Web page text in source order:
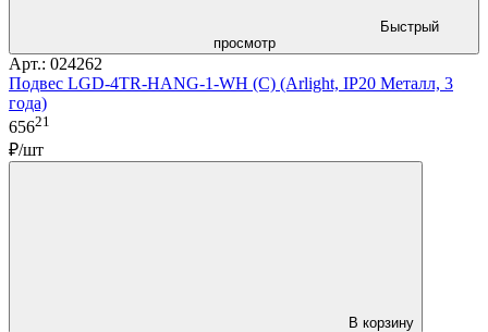
Быстрый
просмотр
Арт.: 024262
Подвес LGD-4TR-HANG-1-WH (C) (Arlight, IP20 Металл, 3
года)
65621
₽/шт
В корзину